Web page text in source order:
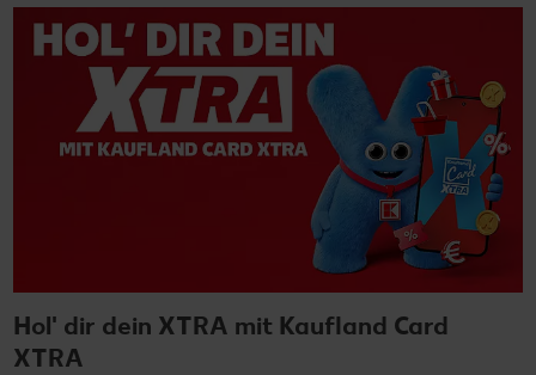
Hol' dir dein XTRA mit Kaufland Card
XTRA